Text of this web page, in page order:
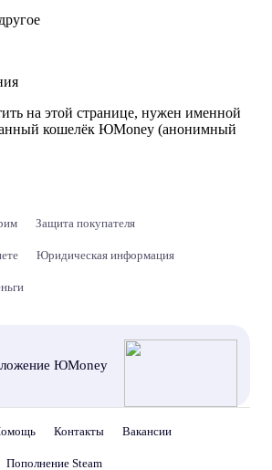
на этой странице, нужен именной
кошелёк ЮMoney (анонимный
Защита покупателя
Юридическая информация
ЮMoney
Контакты Вакансии
Пополнение Steam